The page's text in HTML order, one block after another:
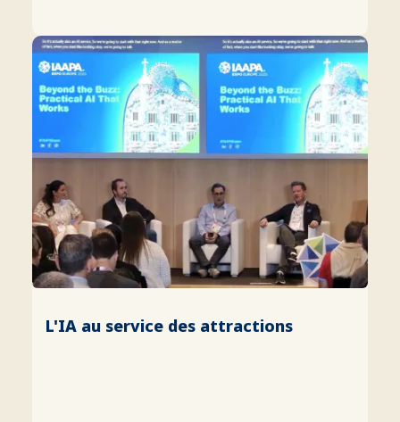
L'IA au service des attractions